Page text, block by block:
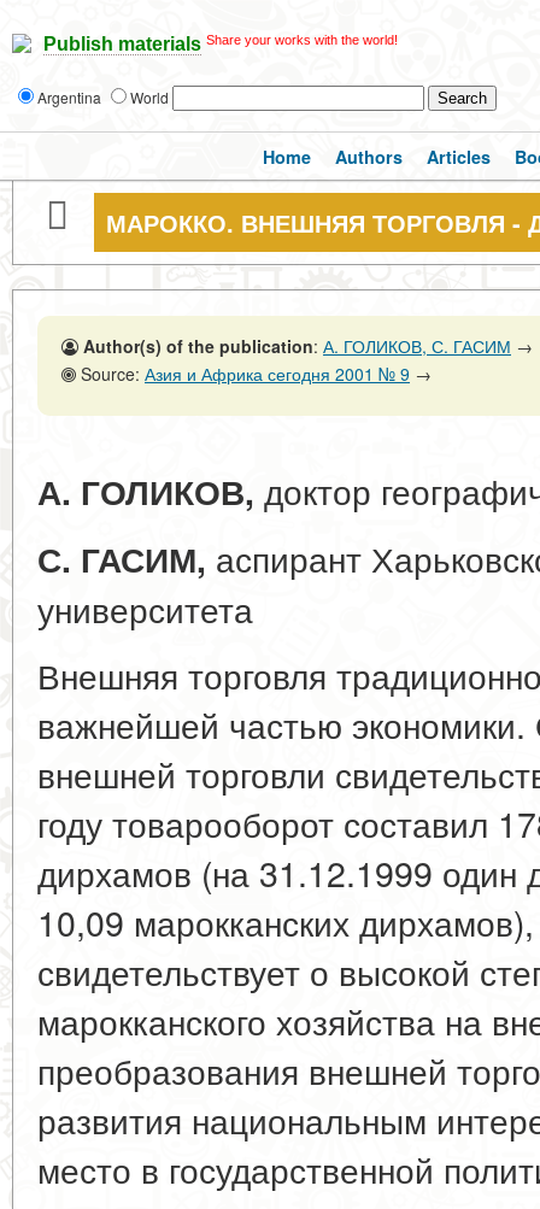
Publish materials Share your works with the world!
Argentina World
Home Authors Articles
МАРОККО. ВНЕШНЯЯ ТОРГОВЛЯ -
Author(s) of the publication: А. ГОЛИКОВ, С. ГАСИМ →
Source: Азия и Африка сегодня 2001 № 9 →
А. ГОЛИКОВ, доктор
С. ГАСИМ, аспирант
университета
Внешняя торговля
важнейшей частью
внешней торговли
году товарооборот составил
дирхамов (на 31.12.1999
10,09 марокканских
свидетельствует о высокой
марокканского хозяйства на
преобразования внешней
развития национальным
место в государственной